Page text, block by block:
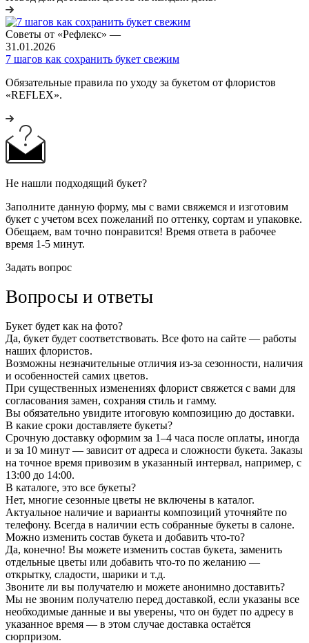
Советы от «Рефлекс» —
31.01.2026
7 шагов как сохранить букет свежим
Обязательные правила по уходу за букетом от флористов
«REFLEX».
Не нашли подходящий букет?
Заполните данную форму, мы с вами свяжемся и изготовим
букет с учетом всех пожеланий по оттенку, сортам и упаковке.
Обещаем, вам точно понравится! Время ответа в рабочее
время 1-5 минут.
Задать вопрос
Вопросы и ответы
Букет будет как на фото?
Да, букет будет соответствовать. Все фото на сайте — работы
наших флористов.
Возможны незначительные отличия из-за сезонности, наличия
и особенностей самих цветов.
При существенных изменениях флорист свяжется с вами для
согласования замен, сохраняя стиль и гамму.
Вы обязательно увидите итоговую композицию до доставки.
В какие сроки доставляете букеты?
Срочную доставку оформим за 1–4 часа после оплаты, иногда
и за 10 минут — зависит от адреса и сложности букета. Заказы
на точное время привозим в указанный интервал, например, с
13:00 до 14:00.
В каталоге, это все букеты?
Нет, многие сезонные цветы не включены в каталог.
Актуальное наличие и варианты композиций уточняйте по
телефону. Всегда в наличии есть собранные букеты в салоне.
Можно изменить состав букета и добавить что-то?
Да, конечно! Вы можете изменить состав букета, заменить
отдельные цветы или добавить что-то по желанию —
открытку, сладости, шарики и т.д.
Звоните ли вы получателю и можете анонимно доставить?
Мы не звоним получателю перед доставкой, если указаны все
необходимые данные и вы уверены, что он будет по адресу в
указанное время — в этом случае доставка остаётся
сюрпризом.